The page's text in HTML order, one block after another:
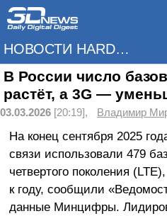
НОВОСТИ HARDWARE
В России число
растёт, а 3G —
03.03.2026 [20:19], Владимир
На конец сентября 2025
связи использовали 479
четвертого поколения
к году, сообщили
данные Минцифры.